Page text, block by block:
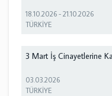
18.10.2026 -21.10.2026
TÜRKİYE
3 Mart İş Cinayetlerine
03.03.2026
TÜRKİYE